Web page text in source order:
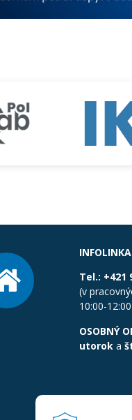
INFOLINKA
Tel.: +421
(v
10:00-
OSOBNÝ
utorok a